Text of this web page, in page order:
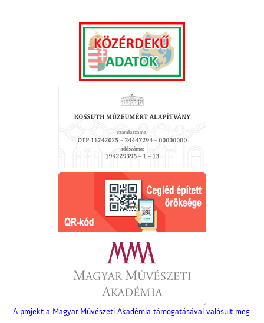
A projekt a Magyar Művészeti Akadémia támogatásával valósult meg.